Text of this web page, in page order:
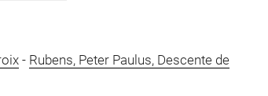
- Rubens, Peter Paulus, Descente de